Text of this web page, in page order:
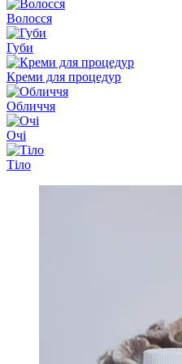
Волосся
Губи
Креми для процедур
Обличчя
Очі
Тіло